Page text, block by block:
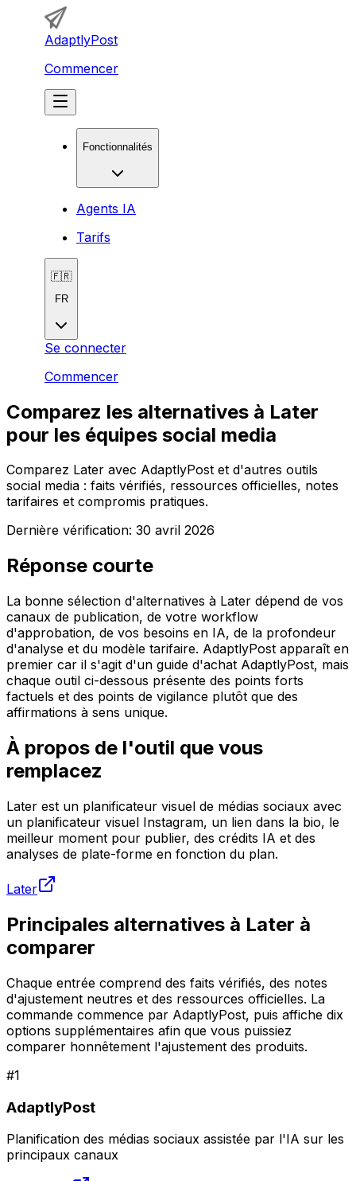
AdaptlyPost
Commencer
Fonctionnalités
Agents IA
Tarifs
🇫🇷
FR
Se connecter
Commencer
Comparez les alternatives à Later
pour les équipes social media
Comparez Later avec AdaptlyPost et d'autres outils
social media : faits vérifiés, ressources officielles, notes
tarifaires et compromis pratiques.
Dernière vérification: 30 avril 2026
Réponse courte
La bonne sélection d'alternatives à Later dépend de vos
canaux de publication, de votre workflow
d'approbation, de vos besoins en IA, de la profondeur
d'analyse et du modèle tarifaire. AdaptlyPost apparaît en
premier car il s'agit d'un guide d'achat AdaptlyPost, mais
chaque outil ci-dessous présente des points forts
factuels et des points de vigilance plutôt que des
affirmations à sens unique.
À propos de l'outil que vous
remplacez
Later est un planificateur visuel de médias sociaux avec
un planificateur visuel Instagram, un lien dans la bio, le
meilleur moment pour publier, des crédits IA et des
analyses de plate-forme en fonction du plan.
Later
Principales alternatives à Later à
comparer
Chaque entrée comprend des faits vérifiés, des notes
d'ajustement neutres et des ressources officielles. La
commande commence par AdaptlyPost, puis affiche dix
options supplémentaires afin que vous puissiez
comparer honnêtement l'ajustement des produits.
#1
AdaptlyPost
Planification des médias sociaux assistée par l'IA sur les
principaux canaux